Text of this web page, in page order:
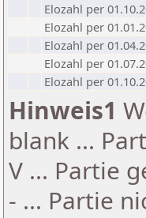
Elozahl per
Elozahl per
Elozahl per
Elozahl per
Elozahl per
Hinweis1
blank ...
V ... Partie
- ... Partie